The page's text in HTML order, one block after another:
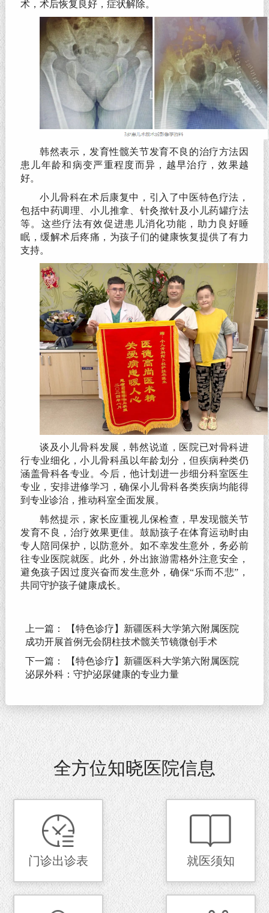
术，术后恢复良好，症状解除。
韩然表示，发育性髋关节发育不良的治疗方法因
患儿年龄和病变严重程度而异，越早治疗，效果越
好。
小儿骨科在术后康复中，引入了中医特色疗法，
包括中药调理、小儿推拿、针灸揿针及小儿药罐疗法
等。这些疗法有效促进患儿消化功能，助力良好睡
眠，缓解术后疼痛，为孩子们的健康恢复提供了有力
支持。
谈及小儿骨科发展，韩然说道，医院已对骨科进
行专业细化，小儿骨科虽以年龄划分，但疾病种类仍
涵盖骨科各专业。今后，他计划进一步细分科室医生
专业，安排进修学习，确保小儿骨科各类疾病均能得
到专业诊治，推动科室全面发展。
韩然提示，家长应重视儿保检查，早发现髋关节
发育不良，治疗效果更佳。鼓励孩子在体育运动时由
专人陪同保护，以防意外。如不幸发生意外，务必前
往专业医院就医。此外，外出旅游需格外注意安全，
避免孩子因过度兴奋而发生意外，确保“乐而不悲”，
共同守护孩子健康成长。
上一篇：
【特色诊疗】新疆医科大学第六附属医院
成功开展首例无会阴柱技术髋关节镜微创手术
下一篇：
【特色诊疗】新疆医科大学第六附属医院
泌尿外科：守护泌尿健康的专业力量
全方位知晓医院信息
门诊出诊表 就医须知